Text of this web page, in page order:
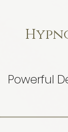
Powerful